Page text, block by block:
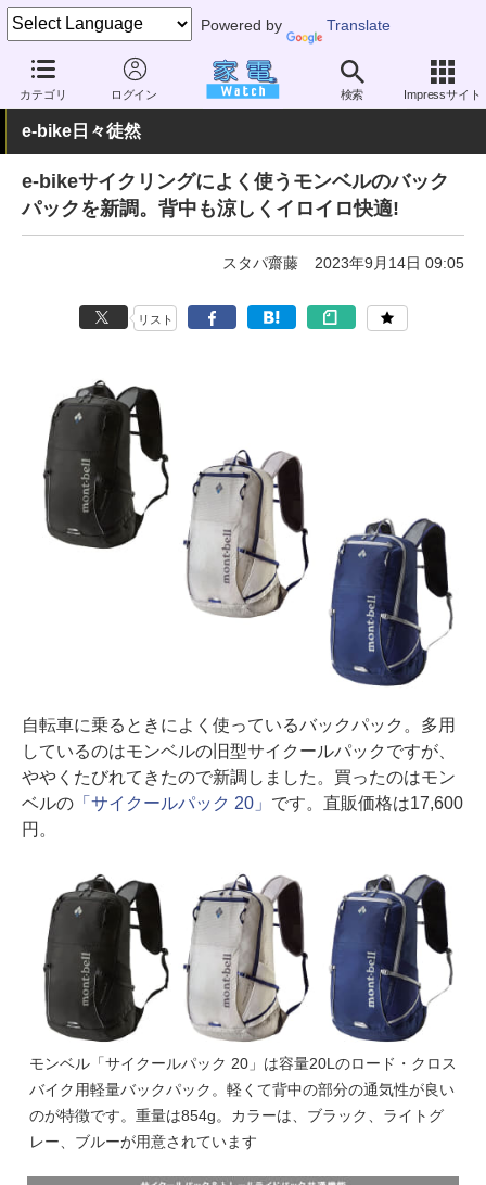
Powered by Translate
カテゴリ ログイン 検索 Impressサイト
家電 Watch その他・家電 アウトドア 電動自転車
e-bike日々徒然
e-bikeサイクリングによく使うモンベルのバック
パックを新調。背中も涼しくイロイロ快適!
スタパ齋藤 2023年9月14日 09:05
リスト
自転車に乗るときによく使っているバックパック。多用
しているのはモンベルの旧型サイクールパックですが、
ややくたびれてきたので新調しました。買ったのはモン
ベルの「サイクールパック 20」 です。直販価格は17,600
円。
モンベル「サイクールパック 20」は容量20Lのロード・クロス
バイク用軽量バックパック。軽くて背中の部分の通気性が良い
のが特徴です。重量は854g。カラーは、ブラック、ライトグ
レー、ブルーが用意されています